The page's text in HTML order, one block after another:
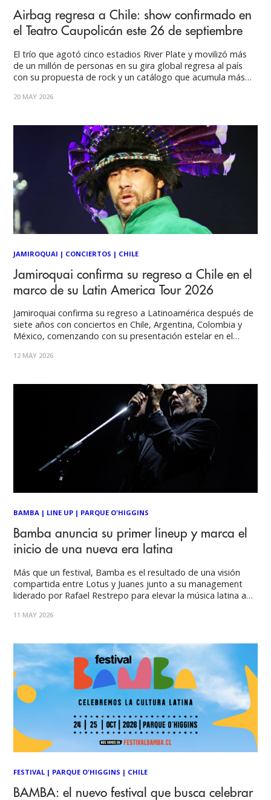
Airbag regresa a Chile: show confirmado en
el Teatro Caupolicán este 26 de septiembre
El trío que agotó cinco estadios River Plate y movilizó más
de un millón de personas en su gira global regresa al país
con su propuesta de rock y un catálogo que acumula más
momento de intensa actividad con el Tour
20 MAY 2026
JAMIROQUAI | CONCIERTOS | CHILE
Jamiroquai confirma su regreso a Chile en el
marco de su Latin America Tour 2026
Jamiroquai confirma su regreso a Latinoamérica después de
siete años con conciertos en Chile, Argentina, Colombia y
México, comenzando con su presentación estelar en el
año clave para la banda, ya que se cumplen 30 años del
12 MAY 2026
BAMBA | LINE UP | PARQUE O'HIGGINS
Bamba anuncia su primer lineup y marca el
inicio de una nueva era latina
Más que un festival, Bamba es el resultado de una visión
compartida entre Lotus y Juanes junto a su management
liderado por Rafael Restrepo para elevar la música latina a
mundial con la hospitalidad que nos define, el festival se
11 MAY 2026
FESTIVAL | PARQUE O'HIGGINS | CHILE
BAMBA: el nuevo festival que busca celebrar